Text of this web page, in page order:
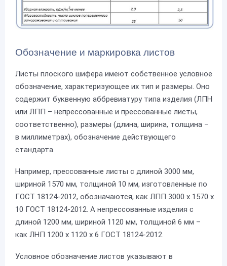
Обозначение и маркировка листов
Листы плоского шифера имеют собственное условное
обозначение, характеризующее их тип и размеры. Оно
содержит буквенную аббревиатуру типа изделия (ЛПН
или ЛПП – непрессованные и прессованные листы,
соответственно), размеры (длина, ширина, толщина –
в миллиметрах), обозначение действующего
стандарта.
Например, прессованные листы с длиной 3000 мм,
шириной 1570 мм, толщиной 10 мм, изготовленные по
ГОСТ 18124-2012, обозначаются, как ЛПП 3000 х 1570 х
10 ГОСТ 18124-2012. А непрессованные изделия с
длиной 1200 мм, шириной 1120 мм, толщиной 6 мм –
как ЛНП 1200 х 1120 х 6 ГОСТ 18124-2012.
Условное обозначение листов указывают в